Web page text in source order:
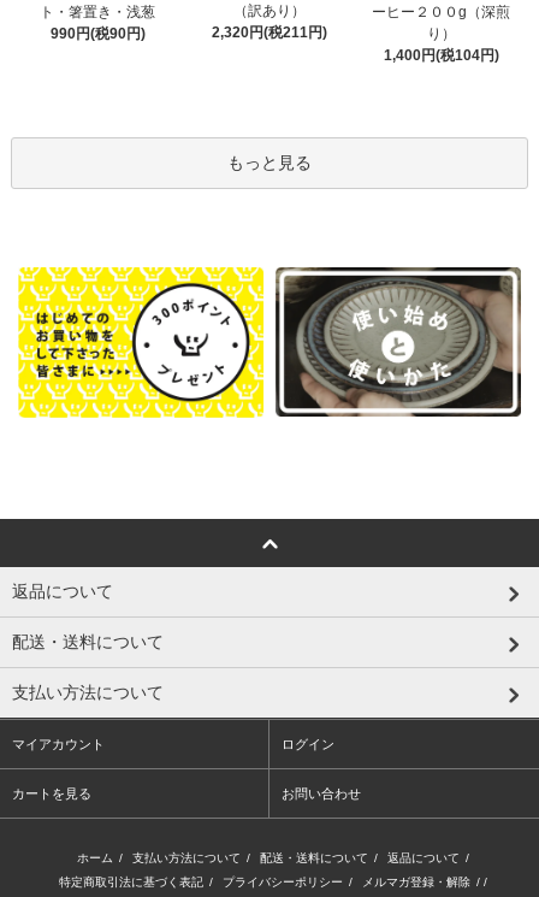
ト・箸置き・浅葱
990円(税90円)
（訳あり）
2,320円(税211円)
ーヒー２００g（深煎
り）
1,400円(税104円)
もっと見る
返品について
配送・送料について
支払い方法について
マイアカウント ログイン
カートを見る お問い合わせ
ホーム / 支払い方法について / 配送・送料について / 返品について /
特定商取引法に基づく表記 / プライバシーポリシー / メルマガ登録・解除 / /